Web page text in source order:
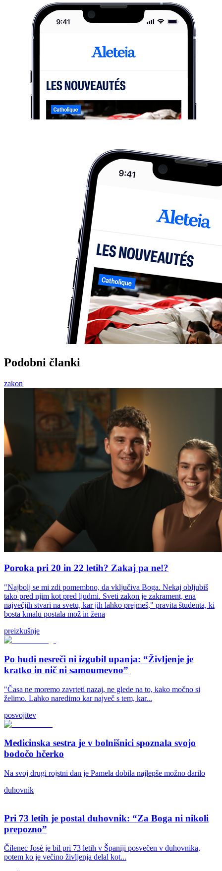
Podobni članki
zakon
Poroka pri 20 in 22 letih? Zakaj pa ne!?
"Najbolj se mi zdi pomembno, da vključiva Boga. Nekaj obljubiš
tako pred njim kot pred ljudmi. Sveti zakon je zakrament, ena
največjih stvari na svetu, kar jih lahko prejmeš," pravita študenta, ki
bosta kmalu postala mož in žena
preizkušnje
Po hudi nesreči ni izgubil upanja: “Življenje je
kratko in nič ni samoumevno”
"Časa ne moremo zavrteti nazaj, ne glede na to, kako močno si
želimo. Lahko naredimo kar največ s tem, kar...
posvojitev
Medicinska sestra je v bolnišnici spoznala svojo
bodočo hčerko
Na svoj drugi rojstni dan je Pamela dobila najlepše možno darilo
duhovnik
Pri 73 letih je postal duhovnik: “Za Boga ni nikoli
prepozno”
Čilenec José je bil pri 73 letih v Španiji posvečen v duhovnika,
potem ko je večino življenja delal kot...